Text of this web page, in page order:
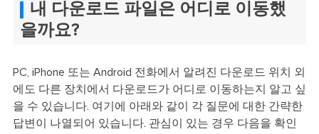
내 다운로드 파일은 어디로 이동했
을까요?
PC, iPhone 또는 Android 전화에서 알려진 다운로드 위치 외
에도 다른 장치에서 다운로드가 어디로 이동하는지 알고 싶
을 수 있습니다. 여기에 아래와 같이 각 질문에 대한 간략한
답변이 나열되어 있습니다. 관심이 있는 경우 다음을 확인